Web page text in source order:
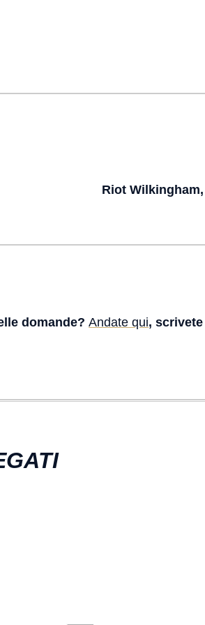
Riot
domande? Andate qui,